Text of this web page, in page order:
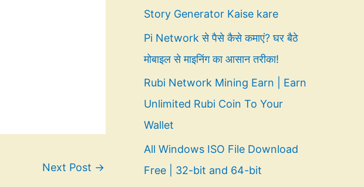
Next Post →
Story Generator Kaise kare
Pi Network से पैसे कैसे कमाएं? घर बैठे
मोबाइल से माइनिंग का आसान तरीका!
Rubi Network Mining Earn | Earn
Unlimited Rubi Coin To Your
Wallet
All Windows ISO File Download
Free | 32-bit and 64-bit